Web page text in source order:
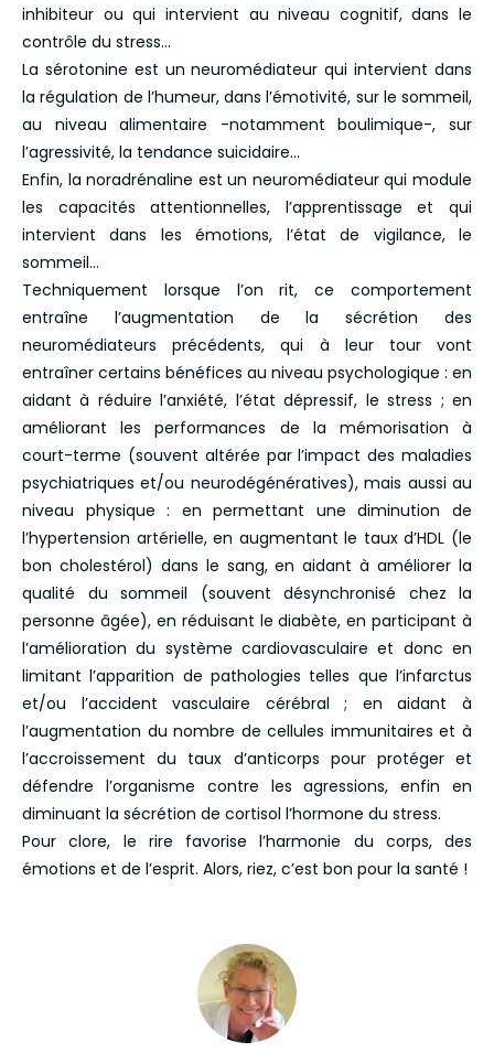
inhibiteur ou qui intervient au niveau cognitif, dans le
contrôle du stress…
La sérotonine est un neuromédiateur qui intervient dans
la régulation de l’humeur, dans l’émotivité, sur le sommeil,
au niveau alimentaire -notamment boulimique-, sur
l’agressivité, la tendance suicidaire…
Enfin, la noradrénaline est un neuromédiateur qui module
les capacités attentionnelles, l’apprentissage et qui
intervient dans les émotions, l’état de vigilance, le
sommeil…
Techniquement lorsque l’on rit, ce comportement
entraîne l’augmentation de la sécrétion des
neuromédiateurs précédents, qui à leur tour vont
entraîner certains bénéfices au niveau psychologique : en
aidant à réduire l’anxiété, l’état dépressif, le stress ; en
améliorant les performances de la mémorisation à
court-terme (souvent altérée par l’impact des maladies
psychiatriques et/ou neurodégénératives), mais aussi au
niveau physique : en permettant une diminution de
l’hypertension artérielle, en augmentant le taux d’HDL (le
bon cholestérol) dans le sang, en aidant à améliorer la
qualité du sommeil (souvent désynchronisé chez la
personne âgée), en réduisant le diabète, en participant à
l’amélioration du système cardiovasculaire et donc en
limitant l’apparition de pathologies telles que l’infarctus
et/ou l’accident vasculaire cérébral ; en aidant à
l’augmentation du nombre de cellules immunitaires et à
l’accroissement du taux d’anticorps pour protéger et
défendre l’organisme contre les agressions, enfin en
diminuant la sécrétion de cortisol l’hormone du stress.
Pour clore, le rire favorise l’harmonie du corps, des
émotions et de l’esprit. Alors, riez, c’est bon pour la santé !